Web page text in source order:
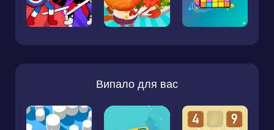
Випало для вас